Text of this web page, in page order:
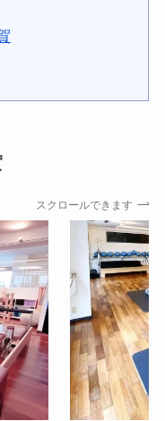
スクロールできます